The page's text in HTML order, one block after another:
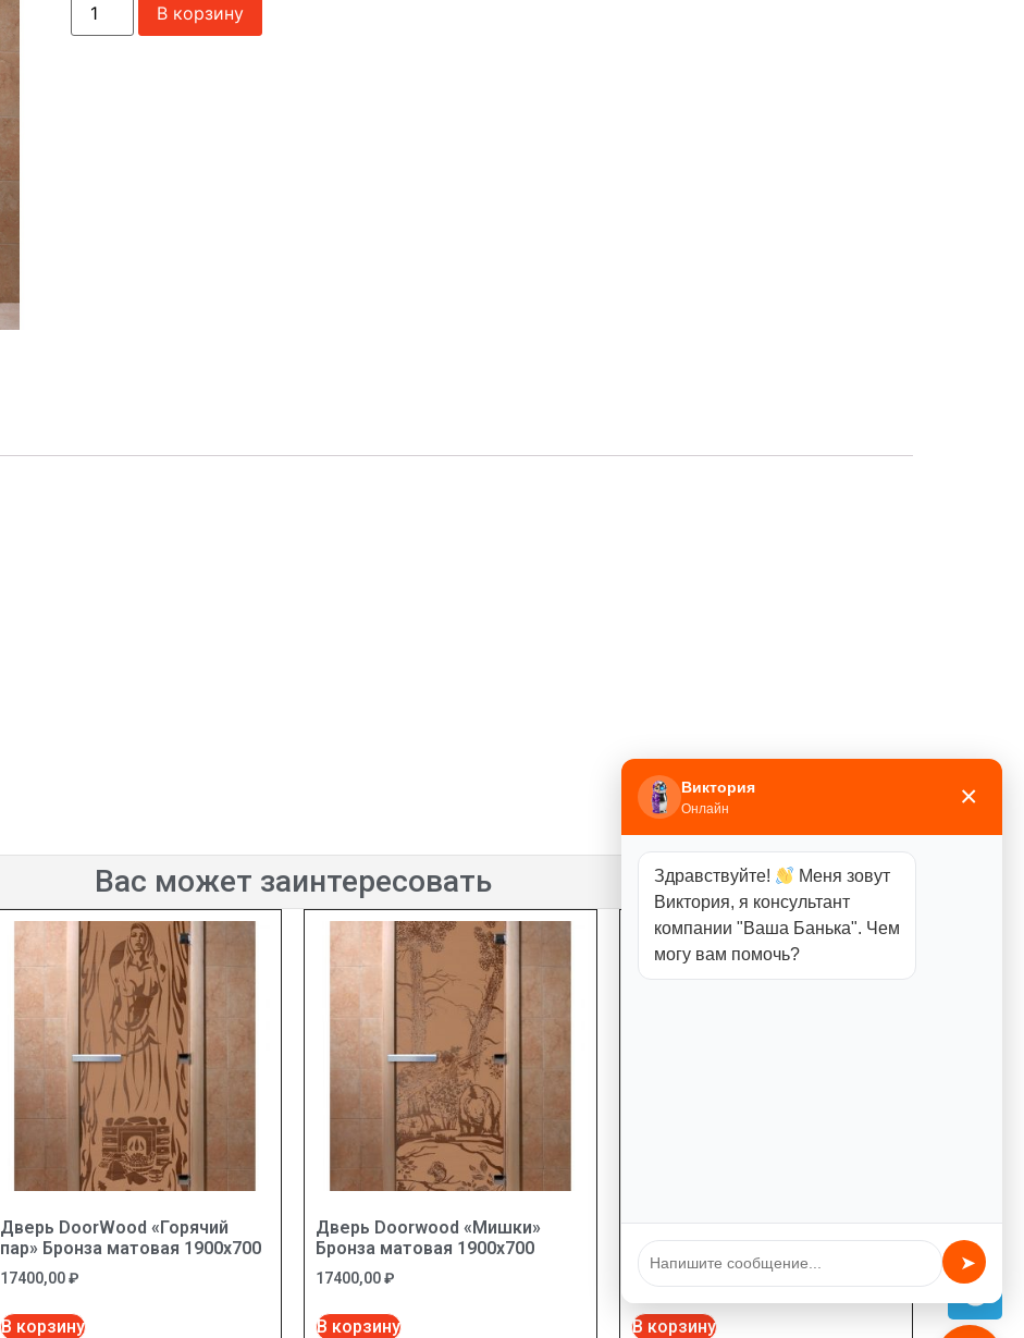
В корзину
Вас может заинтересовать
Дверь DoorWood «Горячий
пар» Бронза матовая 1900х700
17400,00₽
В корзину
Дверь Doorwood «Мишки»
Бронза матовая 1900х700
17400,00₽
В корзину
Дверь Doorwood «Березка»
Сатин 1900х700
17400,00
В корзину
Виктория
Онлайн ×
Здравствуйте!
Меня зовут
Виктория, я консультант
компании "Ваша Банька". Чем
могу вам помочь?
➤